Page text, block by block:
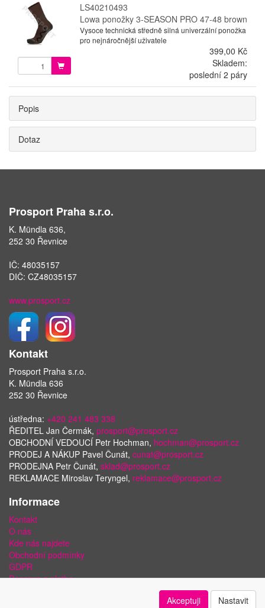
LS40210493
Lowa ponožky 3-SEASON PRO 47-48 brown
Vysoce technická středně silná univerzální ponožka
pro nejnáročnější uživatele
399,00 Kč
Skladem:
poslední 2 páry
Popis
Dotaz
Prosport Praha s.r.o.
K. Mündla 636,
252 30 Řevnice
IČ: 48035157
DIČ: CZ48035157
www.prosport.cz
Kontakt
Prosport Praha s.r.o.
K. Mündla 636
252 30 Řevnice
ústředna: +420 241 483 338
ŘEDITEL Jan Čermák, prosport@prosport.cz
OBCHODNÍ VEDOUCÍ Petr Hochman, hochman@prosport.cz
PRODEJ A NÁKUP Pavel Čunát, cunat@prosport.cz
PRODEJNA Petr Čunát, sklad@prosport.cz
REKLAMACE Miroslav Teryngel, reklamace@prosport.cz
Informace
Kontakt
O nás
Kde nás najdete
Obchodní podmínky
GDPR
Doprava a platba
Akceptuji Nastavit